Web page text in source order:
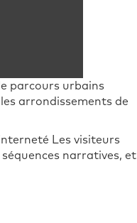
parcours urbains
arrondissements de
Les visiteurs
narratives, et